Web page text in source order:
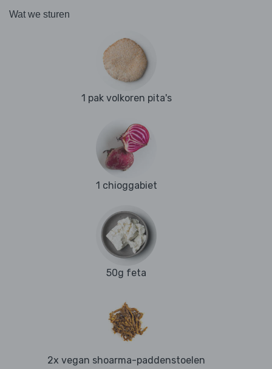
Wat we sturen
1 pak volkoren pita's
1 chioggabiet
50g feta
2x vegan shoarma-paddenstoelen